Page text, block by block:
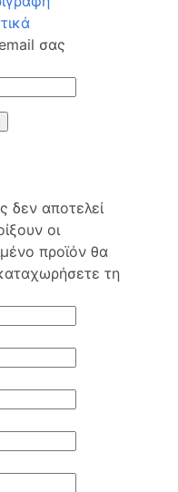
σας
δεν αποτελεί
οι
προϊόν θα
τη